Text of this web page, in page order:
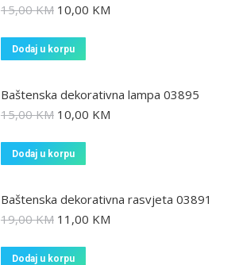
15,00KM 10,00 KM
Dodaj u korpu
Baštenska dekorativna lampa 03895
15,00KM 10,00 KM
Dodaj u korpu
Baštenska dekorativna rasvjeta 03891
19,00KM 11,00 KM
Dodaj u korpu